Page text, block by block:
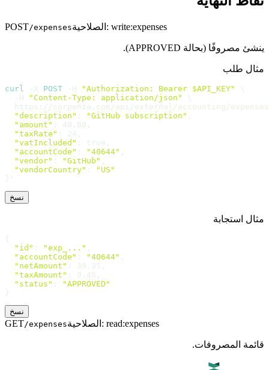
POST/expensesالصلاحية : write:expenses
ينشئ مصروفًا (بحالة APPROVED).
مثال طلب
curl POST "Authorization: Bearer $API_KEY"
"Content-Type: application/json"
"description"
"GitHub subscription"
"amount"
"taxRate"
"vatIncluded"
"accountCode"
"40644"
"vendor"
"GitHub"
"vendorCountry"
"US"
نسخ
مثال استجابة
"id"
"exp_..."
"accountCode"
"40644"
"netAmount"
"taxAmount"
"status"
"APPROVED"
نسخ
GET/expensesالصلاحية : read:expenses
قائمة المصروفات.